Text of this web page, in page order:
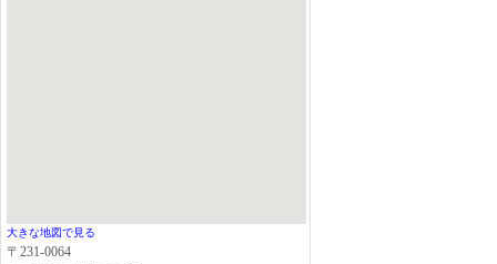
大きな地図で見る
〒231-0064